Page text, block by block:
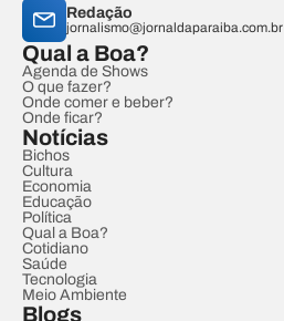
Redação
jornalismo@jornaldaparaiba.com.br
Qual a Boa?
Agenda de Shows
O que fazer?
Onde comer e beber?
Onde ficar?
Notícias
Bichos
Cultura
Economia
Educação
Política
Qual a Boa?
Cotidiano
Saúde
Tecnologia
Meio Ambiente
Blogs